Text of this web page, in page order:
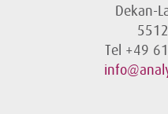
Dekan-
Tel +49